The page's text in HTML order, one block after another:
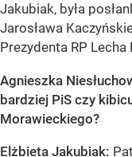
Jakubiak, była
Jarosława
Prezydenta RP
Agnieszka
bardziej PiS czy
Morawieckiego?
Elżbieta Jakubiak: